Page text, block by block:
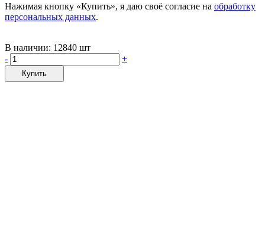
Нажимая кнопку «Купить», я даю своё согласие на обработку
персональных данных.
В наличии: 12840 шт
-
+
Купить